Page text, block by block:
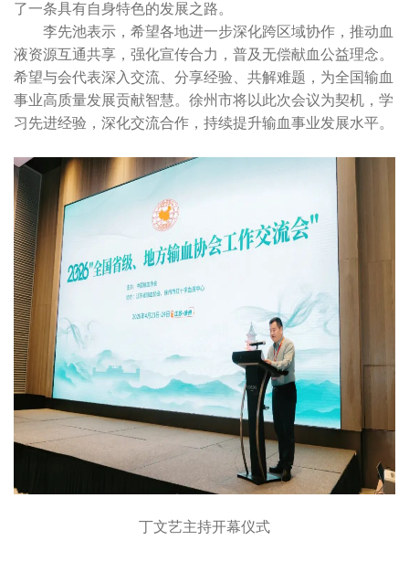
了一条具有自身特色的发展之路。
李先池表示，希望各地进一步深化跨区域协作，推动血
液资源互通共享，强化宣传合力，普及无偿献血公益理念。
希望与会代表深入交流、分享经验、共解难题，为全国输血
事业高质量发展贡献智慧。徐州市将以此次会议为契机，学
习先进经验，深化交流合作，持续提升输血事业发展水平。
丁文艺主持开幕仪式